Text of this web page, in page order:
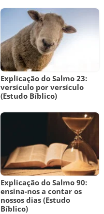
Explicação do Salmo 23:
versículo por versículo
(Estudo Bíblico)
Explicação do Salmo 90:
ensina-nos a contar os
nossos dias (Estudo
Bíblico)